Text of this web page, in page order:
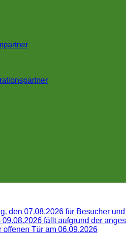
den 07.08.2026 für Besucher
09.08.2026 fällt aufgrund der
offenen Tür am 06.09.2026